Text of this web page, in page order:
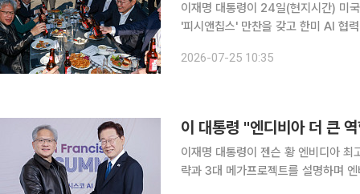
이재명 대통령이 24일(현지시간) 미
'피시앤칩스' 만찬을 갖고 한미 AI 협력 강화에 나선다. 청와대에 따
다. 이날 만찬에는 젠슨 황 엔비디아
2026-07-25 10:35
이재명 대통령이 젠슨 황 엔비디아
략과 3대 메가프로젝트를 설명하며